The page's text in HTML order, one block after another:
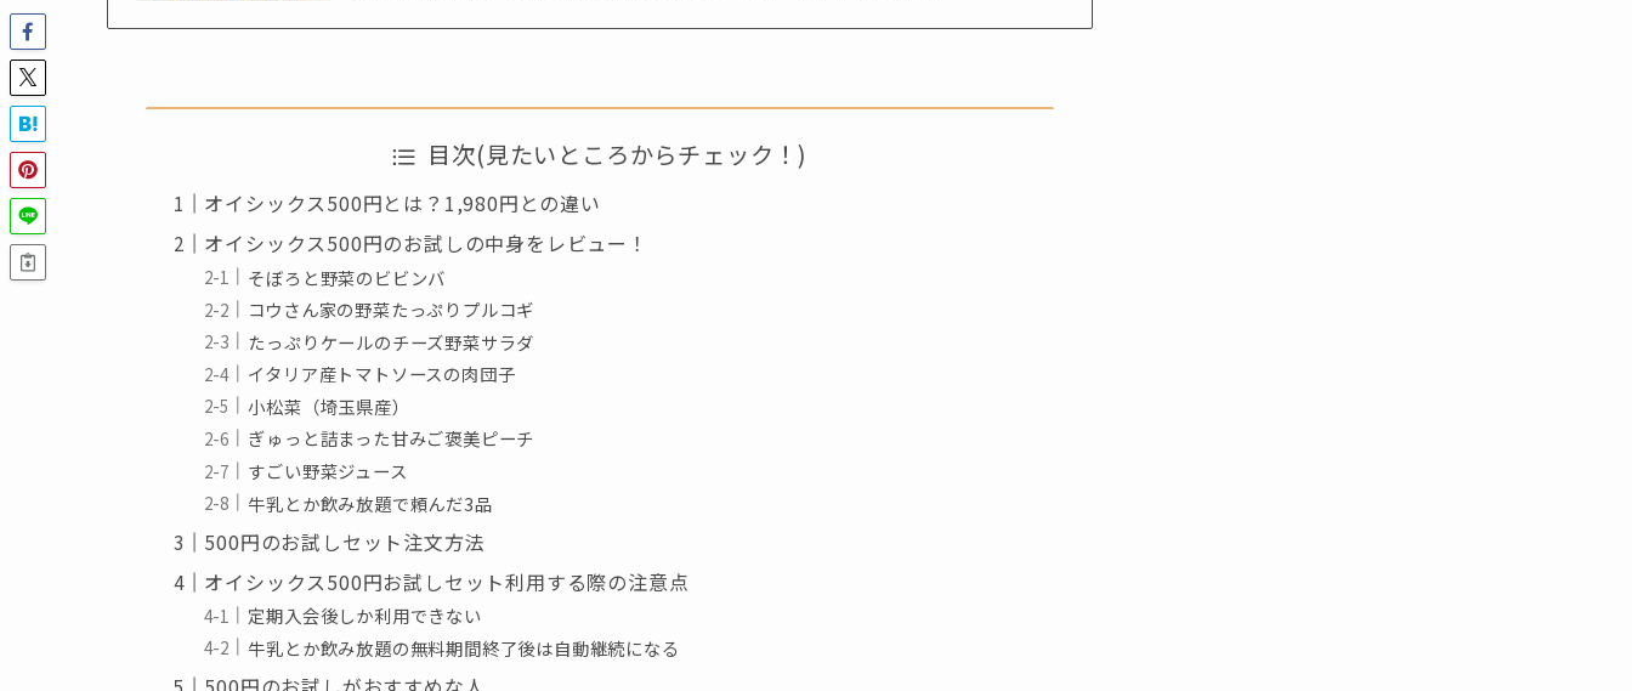
目次(見たいところからチェック！)
オイシックス500円とは？1,980円との違い
オイシックス500円のお試しの中身をレビュー！
そぼろと野菜のビビンバ
コウさん家の野菜たっぷりプルコギ
たっぷりケールのチーズ野菜サラダ
イタリア産トマトソースの肉団子
小松菜（埼玉県産）
ぎゅっと詰まった甘みご褒美ピーチ
すごい野菜ジュース
牛乳とか飲み放題で頼んだ3品
500円のお試しセット注文方法
オイシックス500円お試しセット利用する際の注意点
定期入会後しか利用できない
牛乳とか飲み放題の無料期間終了後は自動継続になる